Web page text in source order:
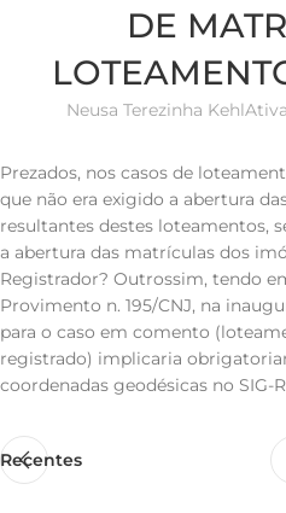
DE
Neusa Terezinha Kehl
Prezados, nos casos de
que não era exigido a abertura
resultantes destes loteamentos,
a abertura das matrículas dos
Registrador? Outrossim, tendo
Provimento n. 195/CNJ, na
para o caso em comento
registrado) implicaria
coordenadas geodésicas no SIG-
Recentes